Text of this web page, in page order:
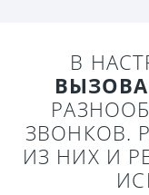
В
ЗВОНКОВ.
ИЗ НИХ И